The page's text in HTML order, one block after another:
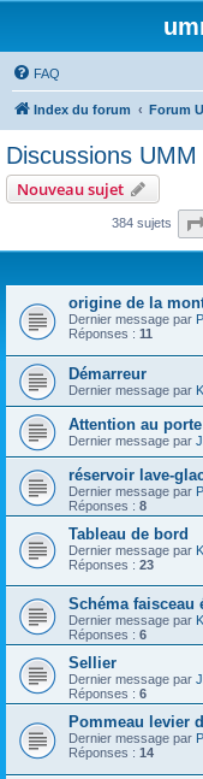
FAQ
Index du forum Forum
Discussions UMM
Nouveau sujet
384 sujets
origine de la
Dernier message par
Réponses : 11
Démarreur
Dernier message par
Attention au
Dernier message par
réservoir lave-
Dernier message par
Réponses : 8
Tableau de bord
Dernier message par
Réponses : 23
Schéma faisceau
Dernier message par
Réponses : 6
Sellier
Dernier message par
Réponses : 6
Pommeau levier
Dernier message par
Réponses : 14